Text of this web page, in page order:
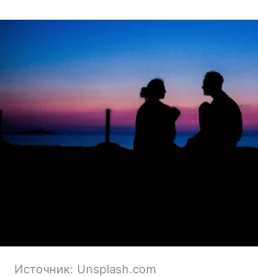
Источник: Unsplash.com